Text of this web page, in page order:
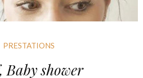
PRESTATIONS
Baby shower